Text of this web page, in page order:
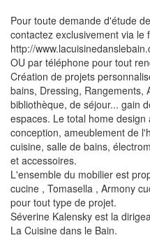
Pour toute demande d'étude
contactez exclusivement via
http://
OU par téléphone pour tout
Création de projets
bains, Dressing, Rangements,
bibliothèque, de séjour... gain
espaces. Le total home
conception, ameublement de
cuisine, salle de bains,
et accessoires.
L'ensemble du mobilier est
cucine , Tomasella , Armony
pour tout type de projet.
Séverine Kalensky est la
La Cuisine dans le Bain.